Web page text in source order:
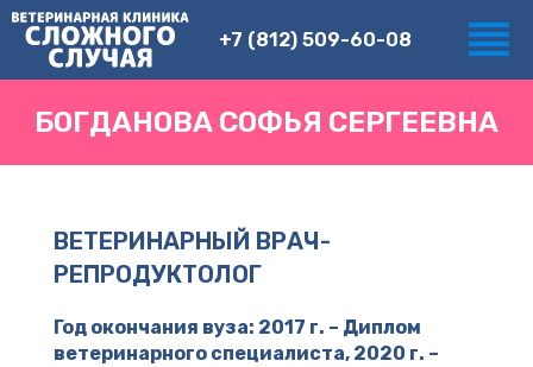
+7 (812) 509-60-08
БОГДАНОВА СОФЬЯ СЕРГЕЕВНА
ВЕТЕРИНАРНЫЙ ВРАЧ-
РЕПРОДУКТОЛОГ
Год окончания вуза: 2017 г. – Диплом
ветеринарного специалиста, 2020 г. –